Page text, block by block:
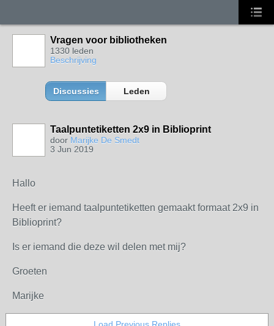
Vragen voor bibliotheken
1330 leden
Beschrijving
Discussies Leden
Taalpuntetiketten 2x9 in Biblioprint
door Marijke De Smedt
3 Jun 2019
Hallo
Heeft er iemand taalpuntetiketten gemaakt formaat 2x9 in
Biblioprint?
Is er iemand die deze wil delen met mij?
Groeten
Marijke